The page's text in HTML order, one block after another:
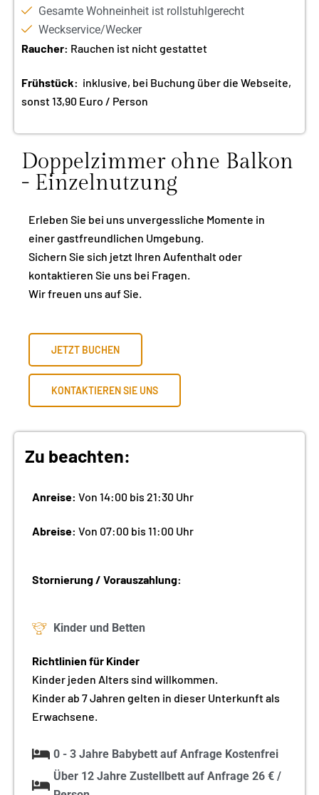
Gesamte Wohneinheit ist rollstuhlgerecht
Weckservice/Wecker
Raucher: Rauchen ist nicht gestattet
Frühstück: inklusive, bei Buchung über die Webseite,
sonst 13,90 Euro / Person
Doppelzimmer ohne Balkon
- Einzelnutzung
Erleben Sie bei uns unvergessliche Momente in
einer gastfreundlichen Umgebung.
Sichern Sie sich jetzt Ihren Aufenthalt oder
kontaktieren Sie uns bei Fragen.
Wir freuen uns auf Sie.
JETZT BUCHEN
KONTAKTIEREN SIE UNS
Zu beachten:
Anreise: Von 14:00 bis 21:30 Uhr
Abreise: Von 07:00 bis 11:00 Uhr
Stornierung / Vorauszahlung:
Kinder und Betten
Richtlinien für Kinder
Kinder jeden Alters sind willkommen.
Kinder ab 7 Jahren gelten in dieser Unterkunft als
Erwachsene.
0 - 3 Jahre Babybett auf Anfrage Kostenfrei
Über 12 Jahre Zustellbett auf Anfrage 26 € /